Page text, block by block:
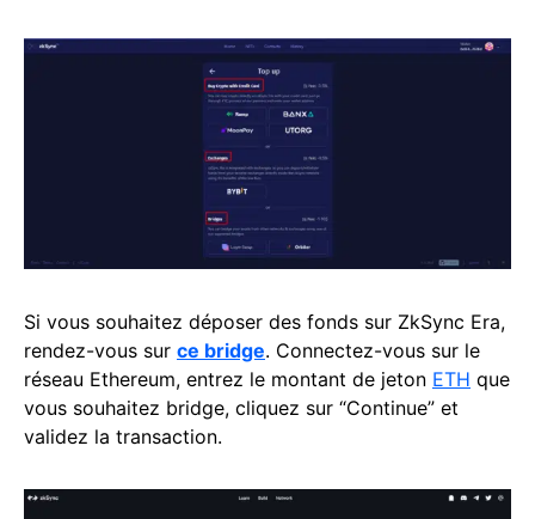
Si vous souhaitez déposer des fonds sur ZkSync Era,
rendez-vous sur ce bridge. Connectez-vous sur le
réseau Ethereum, entrez le montant de jeton ETH que
vous souhaitez bridge, cliquez sur “Continue” et
validez la transaction.